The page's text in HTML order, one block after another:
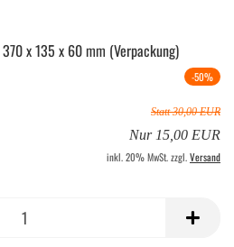
370 x 135 x 60 mm (Verpackung)
-50%
Statt 30,00 EUR
Nur 15,00 EUR
inkl. 20% MwSt. zzgl.Versand